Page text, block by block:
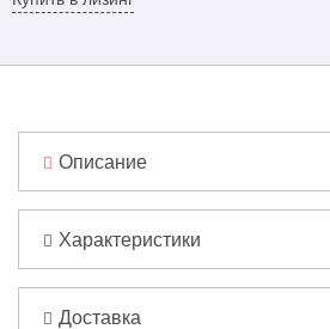
Описание
Характеристики
Доставка